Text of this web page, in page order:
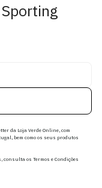
da Loja Verde Online, com
bem como os seus produtos
os Termos e Condições